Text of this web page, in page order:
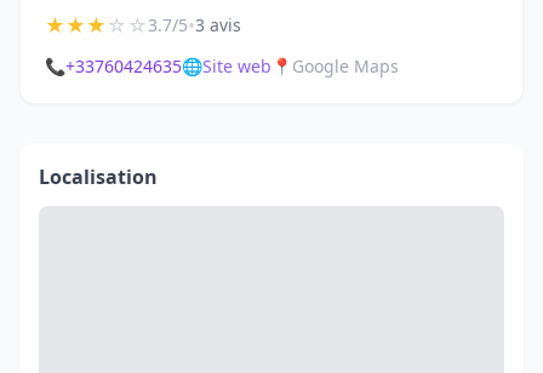
★★★☆☆3.7/5•3 avis
📞+33760424635🌐Site web 📍 Google Maps
Localisation